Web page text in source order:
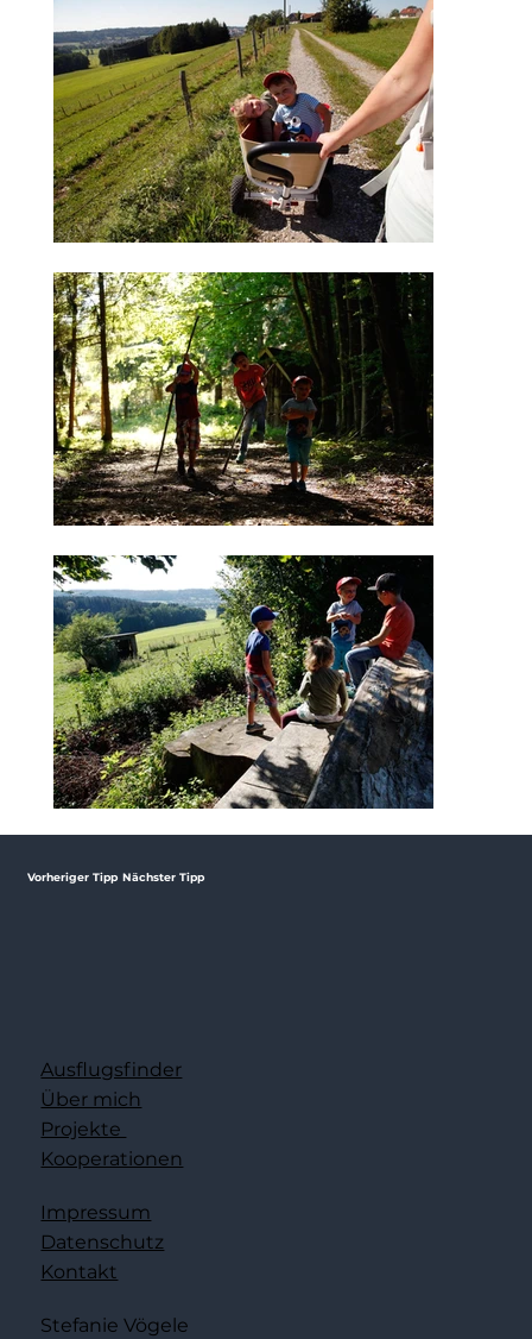
Vorheriger Tipp Nächster Tipp
Ausflugsfinder
Über mich
Projekte
Kooperationen
Impressum
Datenschutz
Kontakt
Stefanie Vögele